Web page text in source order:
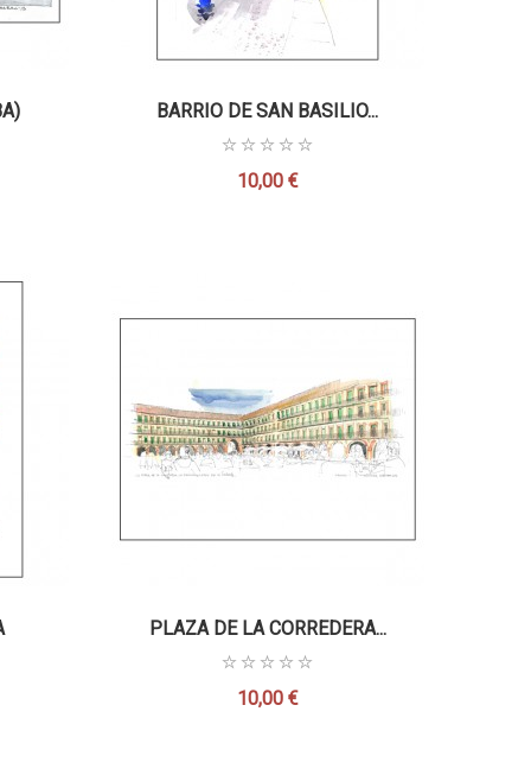
BARRIO DE SAN BASILIO...
Precio
10,00 €
PLAZA DE LA CORREDERA...
Precio
10,00 €